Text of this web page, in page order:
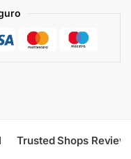
Trusted Shops